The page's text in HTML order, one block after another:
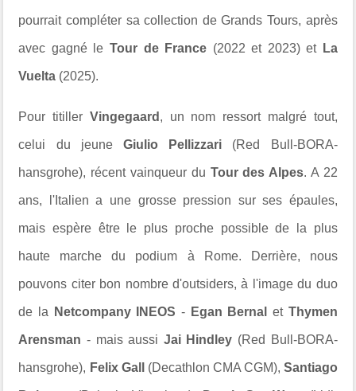
pourrait compléter sa collection de Grands Tours, après
avec gagné le Tour de France (2022 et 2023) etLa
Vuelta (2025).
Pour titiller Vingegaard , un nom ressort malgré tout,
celui du jeuneGiulio Pellizzari (Red Bull-BORA-
hansgrohe), récent vainqueur du Tour des Alpes. A 22
ans, l'Italien a une grosse pression sur ses épaules,
mais espère être le plus proche possible de la plus
haute marche du podium à Rome. Derrière, nous
pouvons citer bon nombre d'outsiders, à l'image du duo
de la Netcompany INEOS - Egan Bernal et Thymen
Arensman - mais aussi Jai Hindley (Red Bull-BORA-
hansgrohe), Felix Gall (Decathlon CMA CGM), Santiago